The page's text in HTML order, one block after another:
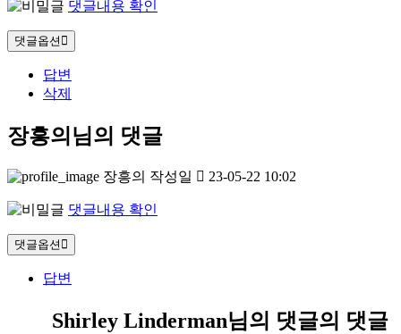
댓글내용 확인
댓글옵션
답변
삭제
장흥의님의 댓글
장흥의 작성일 23-05-22 10:02
댓글내용 확인
댓글옵션
답변
Shirley Linderman님의 댓글의 댓글